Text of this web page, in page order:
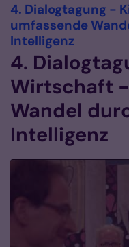
4. Dialogtagung -
umfassende
Intelligenz:
4.
Wirtschaft
Wandel
Intelligenz